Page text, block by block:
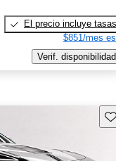
El precio incluye tasas
$851/mes
Verif. disponibilidad